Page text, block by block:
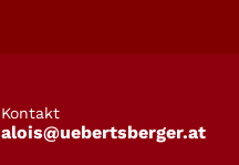
Kontakt
alois@uebertsberger.at